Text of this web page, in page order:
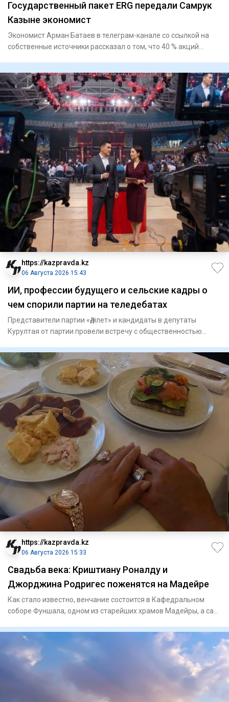
Государственный пакет ERG передали Самрук
Казыне экономист
Экономист Арман Батаев в телеграм-канале со ссылкой на
собственные источники рассказал о том, что 40 % акций
https://kazpravda.kz
06 Августа 2026 15:43
ИИ, профессии будущего и сельские кадры о
чем спорили партии на теледебатах
Представители партии «Әділет» и кандидаты в депутаты
Курултая от партии провели встречу с общественностью
https://kazpravda.kz
06 Августа 2026 15:33
Свадьба века: Криштиану Роналду и
Джорджина Родригес поженятся на Мадейре
Как стало известно, венчание состоится в Кафедральном
соборе Фуншала, одном из старейших храмов Мадейры, а сам